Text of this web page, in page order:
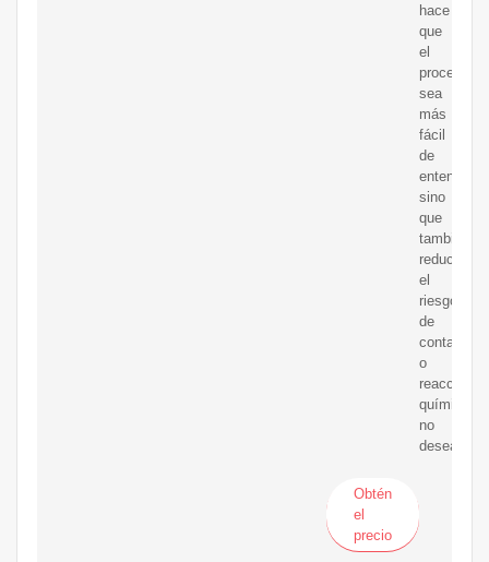
hace
que
el
proceso
sea
más
fácil
de
entender
sino
que
también
reduce
el
riesgo
de
o
reacciones
químicas
no
deseadas.
Obtén
el
precio